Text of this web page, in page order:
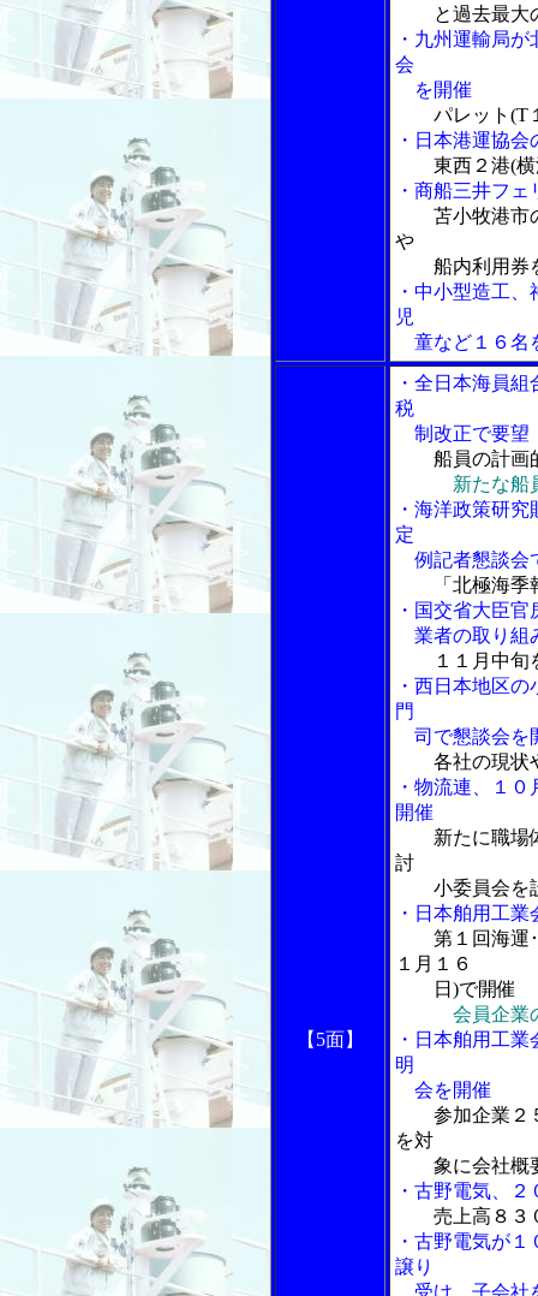
と過去最大
・九州運輸局
会
を開催
パレット(T
・日本港運協
東西２港(
・商船三井フ
苫小牧港市
や
船内利用券
・中小型造工
児
童など１６名
【5面】
・全日本海員
税
制改正で要望
船員の計画
新たな船
・海洋政策研
定
例記者懇談会
「北極海季
・国交省大臣
業者の取り組
１１月中
・西日本地区
門
司で懇談会を
各社の現状
・物流連、１
開催
新たに職場
討
小委員会を
・日本舶用工
第１回海運
１月１６
日)で開催
会員企業
・日本舶用工
明
会を開催
参加企業２
を対
象に会社概
・古野電気、
売上高８３
・古野電気が
譲り
受け、子会社